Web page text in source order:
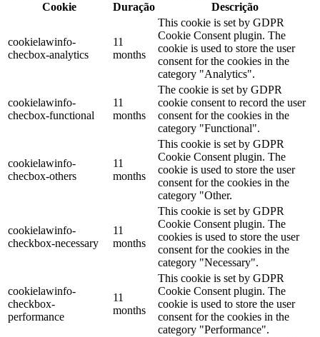
Cookie
Duração Descrição
cookielawinfo-
checbox-analytics
11
months
This cookie is set by GDPR
Cookie Consent plugin. The
cookie is used to store the user
consent for the cookies in the
category "Analytics".
cookielawinfo-
checbox-functional
11
months
The cookie is set by GDPR
cookie consent to record the user
consent for the cookies in the
category "Functional".
cookielawinfo-
checbox-others
11
months
This cookie is set by GDPR
Cookie Consent plugin. The
cookie is used to store the user
consent for the cookies in the
category "Other.
cookielawinfo-
checkbox-necessary
11
months
This cookie is set by GDPR
Cookie Consent plugin. The
cookies is used to store the user
consent for the cookies in the
category "Necessary".
cookielawinfo-
checkbox-
performance
11
months
This cookie is set by GDPR
Cookie Consent plugin. The
cookie is used to store the user
consent for the cookies in the
category "Performance".